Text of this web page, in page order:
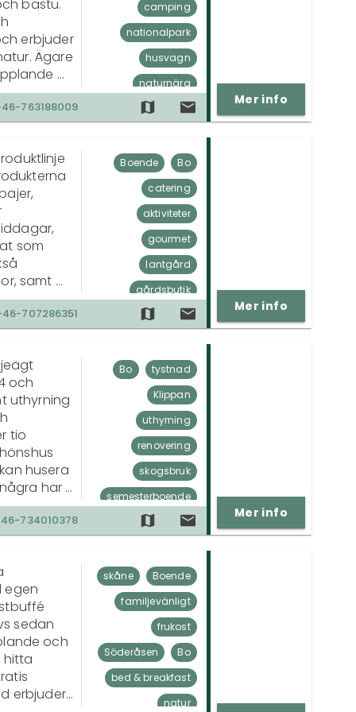
bastu.
erbjuder
Ägare
Svensk
gäster
camping
nationalpark
husvagn
naturnära
husbil
tält
avkoppling
763188009 Mer info
som
samt
Boende
Bo
catering
aktiviteter
gourmet
lantgård
gårdsbutik
event
närodlat
matkultur
shopping
707286351 Mer info
och
uthyrning
tio
husera
har
energi.
ett
Bo
tystnad
Klippan
uthyrning
renovering
skogsbruk
semesterboende
solceller
fritidshus
734010378 Mer info
egen
sedan
och
hitta
erbjuder
skåne
Boende
familjevänligt
frukost
Söderåsen
Bo
bed & breakfast
natur